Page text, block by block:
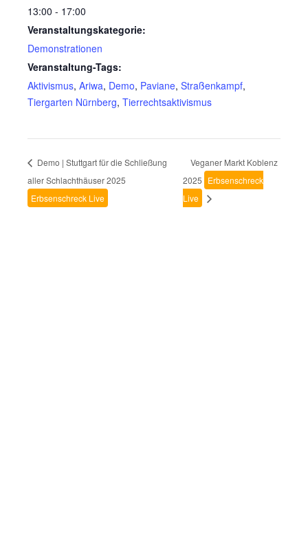
13:00 - 17:00
Veranstaltungskategorie:
Demonstrationen
Veranstaltung-Tags:
Aktivismus, Ariwa, Demo, Paviane, Straßenkampf,
Tiergarten Nürnberg, Tierrechtsaktivismus
Demo | Stuttgart für die Schließung
aller Schlachthäuser 2025
Erbsenschreck Live
Veganer Markt Koblenz
2025 Erbsenschreck
Live